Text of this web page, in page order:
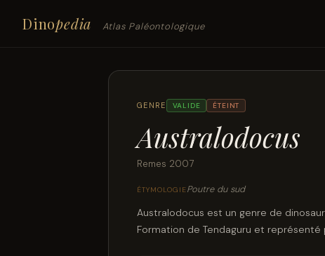
Dinopedia Atlas Paléontologique
GENRE VALIDE ÉTEINT
Australodocus
Remes 2007
ÉTYMOLOGIEPoutre du sud
Australodocus est un genre de
Formation de Tendaguru et